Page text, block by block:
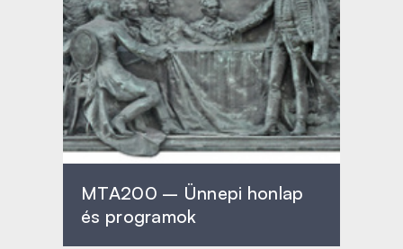
MTA200 – Ünnepi honlap
és programok